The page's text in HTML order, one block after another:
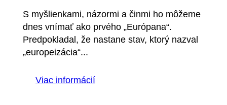
S myšlienkami, názormi a činmi ho môžeme
dnes vnímať ako prvého „Európana“.
Predpokladal, že nastane stav, ktorý nazval
„europeizácia“...
Viac informácií